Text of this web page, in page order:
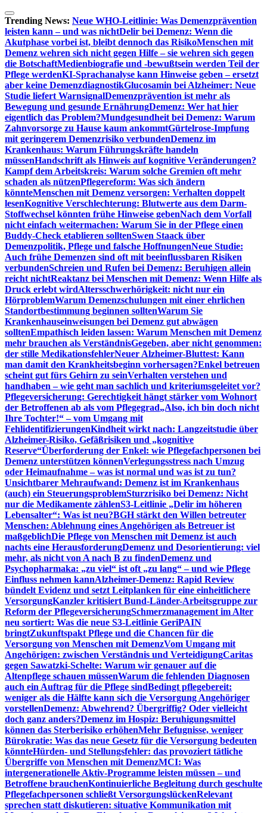
Zum
Inhalt
springen
Trending News: Neue WHO-Leitlinie: Was Demenzprävention
leisten kann – und was nichtDelir bei Demenz: Wenn die
Akutphase vorbei ist, bleibt dennoch das RisikoMenschen mit
Demenz wehren sich nicht gegen Hilfe – sie wehren sich gegen
die BotschaftMedienbiografie und -bewußtsein werden Teil der
Pflege werdenKI-Sprachanalyse kann Hinweise geben – ersetzt
aber keine DemenzdiagnostikGlucosamin bei Alzheimer: Neue
Studie liefert WarnsignalDemenzprävention ist mehr als
Bewegung und gesunde ErnährungDemenz: Wer hat hier
eigentlich das Problem?Mundgesundheit bei Demenz: Warum
Zahnvorsorge zu Hause kaum ankommtGürtelrose-Impfung
mit geringerem Demenzrisiko verbundenDemenz im
Krankenhaus: Warum Führungskräfte handeln
müssenHandschrift als Hinweis auf kognitive Veränderungen?
Kampf dem Arbeitskreis: Warum solche Gremien oft mehr
schaden als nützenPflegereform: Was sich ändern
könnteMenschen mit Demenz versorgen: Verhalten doppelt
lesenKognitive Verschlechterung: Blutwerte aus dem Darm-
Stoffwechsel könnten frühe Hinweise gebenNach dem Vorfall
nicht einfach weitermachen: Warum Sie in der Pflege einen
Buddy-Check etablieren solltenSwen Staack über
Demenzpolitik, Pflege und falsche HoffnungenNeue Studie:
Auch frühe Demenzen sind oft mit beeinflussbaren Risiken
verbundenSchreien und Rufen bei Demenz: Beruhigen allein
reicht nichtReaktanz bei Menschen mit Demenz: Wenn Hilfe als
Druck erlebt wirdAltersschwerhörigkeit: nicht nur ein
HörproblemWarum Demenzschulungen mit einer ehrlichen
Standortbestimmung beginnen solltenWarum Sie
Krankenhauseinweisungen bei Demenz gut abwägen
solltenEmpathisch leiden lassen: Warum Menschen mit Demenz
mehr brauchen als VerständnisGegeben, aber nicht genommen:
der stille MedikationsfehlerNeuer Alzheimer-Bluttest: Kann
man damit den Krankheitsbeginn vorhersagen?Enkel betreuen
scheint gut fürs Gehirn zu seinVerhalten verstehen und
handhaben – wie geht man sachlich und kriteriumsgeleitet vor?
Pflegeversicherung: Gerechtigkeit hängt stärker vom Wohnort
der Betroffenen ab als vom Pflegegrad„Also, ich bin doch nicht
Ihre Tochter!“ – vom Umgang mit
FehlidentifizierungenKindheit wirkt nach: Langzeitstudie über
Alzheimer-Risiko, Gefäßrisiken und „kognitive
Reserve“Überforderung der Enkel: wie Pflegefachpersonen bei
Demenz unterstützen könnenVerlegungsstress nach Umzug
oder Heimaufnahme – was ist normal und was ist zu tun?
Unsichtbarer Mehraufwand: Demenz ist im Krankenhaus
(auch) ein SteuerungsproblemSturzrisiko bei Demenz: Nicht
nur die Medikamente zählenS3-Leitlinie „Delir im höheren
Lebensalter“: Was ist neu?BGH stärkt den Willen betreuter
Menschen: Ablehnung eines Angehörigen als Betreuer ist
maßgeblichDie Pflege von Menschen mit Demenz ist auch
nachts eine HerausforderungDemenz und Desorientierung: viel
mehr, als nicht von A nach B zu findenDemenz und
Psychopharmaka: „zu viel“ ist oft „zu lang“ – und wie Pflege
Einfluss nehmen kannAlzheimer-Demenz: Rapid Review
bündelt Evidenz und setzt Leitplanken für eine einheitlichere
VersorgungKanzler kritisiert Bund-Länder-Arbeitsgruppe zur
Reform der PflegeversicherungSchmerzmanagement im Alter
neu sortiert: Was die neue S3-Leitlinie GeriPAIN
bringtZukunftspakt Pflege und die Chancen für die
Versorgung von Menschen mit DemenzVom Umgang mit
Angehörigen: zwischen Verständnis und VerteidigungCaritas
gegen Sawatzki-Schelte: Warum wir genauer auf die
Altenpflege schauen müssenWarum die fehlenden Diagnosen
auch ein Auftrag für die Pflege sindBedingt pflegebereit:
weniger als die Hälfte kann sich die Versorgung Angehöriger
vorstellenDemenz: Abwehrend? Übergriffig? Oder vielleicht
doch ganz anders?Demenz im Hospiz: Beruhigungsmittel
können das Sterberisiko erhöhenMehr Befugnisse, weniger
Bürokratie: Was das neue Gesetz für die Versorgung bedeuten
könnteHürden- und Stellungsfehler: das provoziert tätliche
Übergriffe von Menschen mit DemenzMCI: Was
intergenerationelle Aktiv-Programme leisten müssen – und
Betroffene brauchenKontinuierliche Begleitung durch geschulte
Pflegefachpersonen schließt VersorgungslückenRelevant
sprechen statt diskutieren: situative Kommunikation mit